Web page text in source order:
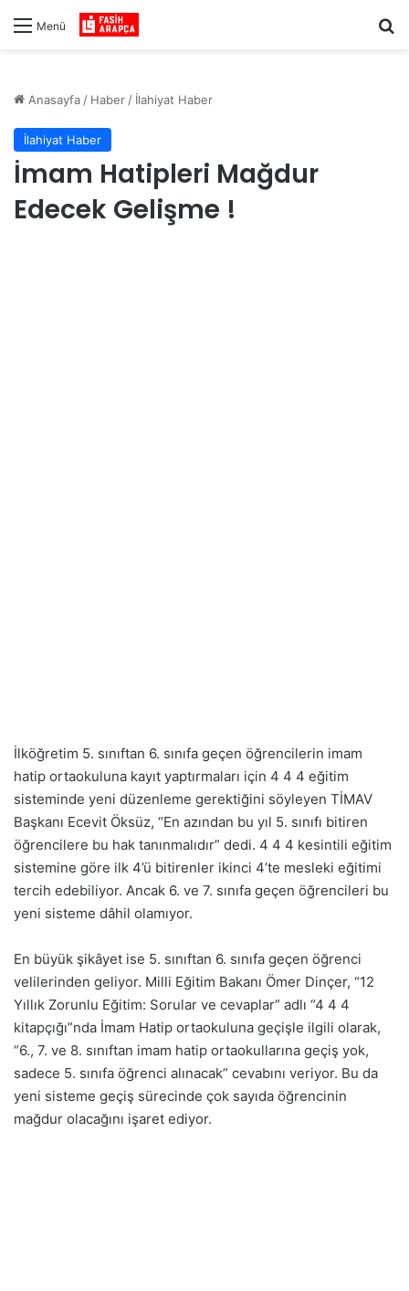
Menü
Anasayfa / Haber / İlahiyat Haber
İlahiyat Haber
İmam Hatipleri Mağdur
Edecek Gelişme !
İlköğretim 5. sınıftan 6. sınıfa geçen öğrencilerin imam
hatip ortaokuluna kayıt yaptırmaları için 4 4 4 eğitim
sisteminde yeni düzenleme gerektiğini söyleyen TİMAV
Başkanı Ecevit Öksüz, “En azından bu yıl 5. sınıfı bitiren
öğrencilere bu hak tanınmalıdır” dedi. 4 4 4 kesintili eğitim
sistemine göre ilk 4’ü bitirenler ikinci 4’te mesleki eğitimi
tercih edebiliyor. Ancak 6. ve 7. sınıfa geçen öğrencileri bu
yeni sisteme dâhil olamıyor.
En büyük şikâyet ise 5. sınıftan 6. sınıfa geçen öğrenci
velilerinden geliyor. Milli Eğitim Bakanı Ömer Dinçer, “12
Yıllık Zorunlu Eğitim: Sorular ve cevaplar” adlı “4 4 4
kitapçığı”nda İmam Hatip ortaokuluna geçişle ilgili olarak,
“6., 7. ve 8. sınıftan imam hatip ortaokullarına geçiş yok,
sadece 5. sınıfa öğrenci alınacak” cevabını veriyor. Bu da
yeni sisteme geçiş sürecinde çok sayıda öğrencinin
mağdur olacağını işaret ediyor.